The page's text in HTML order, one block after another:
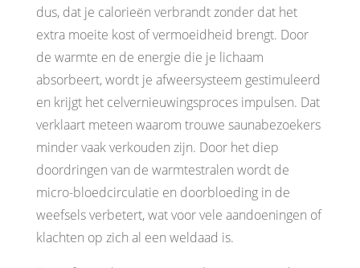
dus, dat je calorieën verbrandt zonder dat het
extra moeite kost of vermoeidheid brengt. Door
de warmte en de energie die je lichaam
absorbeert, wordt je afweersysteem gestimuleerd
en krijgt het celvernieuwingsproces impulsen. Dat
verklaart meteen waarom trouwe saunabezoekers
minder vaak verkouden zijn. Door het diep
doordringen van de warmtestralen wordt de
micro-bloedcirculatie en doorbloeding in de
weefsels verbetert, wat voor vele aandoeningen of
klachten op zich al een weldaad is.